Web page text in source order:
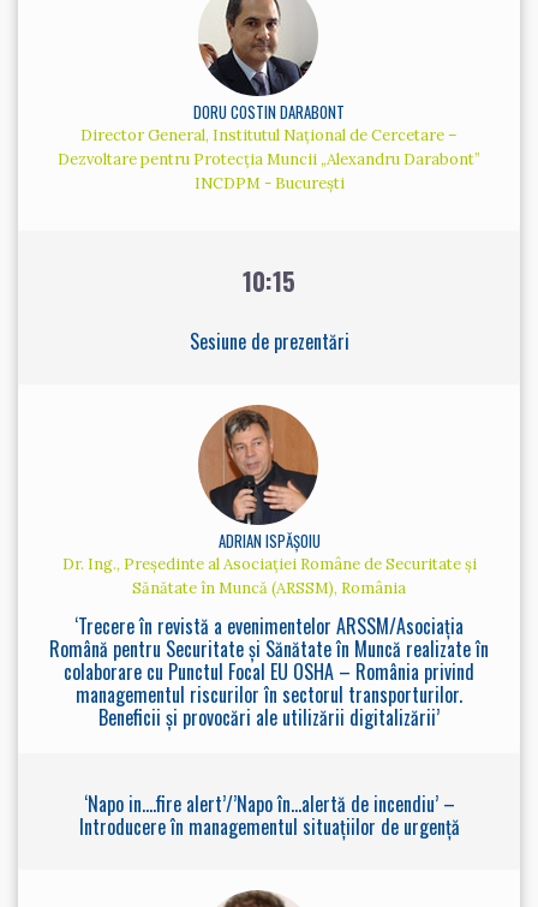
DORU COSTIN DARABONT
Director General, Institutul Național de Cercetare –
Dezvoltare pentru Protecția Muncii „Alexandru Darabont”
INCDPM - București
10:15
Sesiune de prezentări
ADRIAN ISPĂȘOIU
Dr. Ing., Președinte al Asociației Române de Securitate și
Sănătate în Muncă (ARSSM), România
‘Trecere în revistă a evenimentelor ARSSM/Asociația
Română pentru Securitate și Sănătate în Muncă realizate în
colaborare cu Punctul Focal EU OSHA – România privind
managementul riscurilor în sectorul transporturilor.
Beneficii și provocări ale utilizării digitalizării’
‘Napo in....fire alert’/’Napo în...alertă de incendiu’ –
Introducere în managementul situațiilor de urgență